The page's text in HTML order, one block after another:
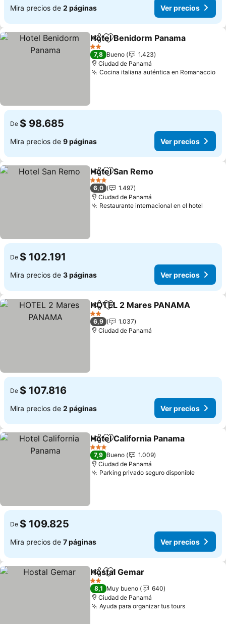
Mira precios de 2 páginas Ver precios
CompartirAgregar a favoritos
Hotel Benidorm Panama
2 Estrellas
7,8 Bueno
1.423
Ciudad de Panamá
Cocina italiana auténtica en Romanaccio
De $ 98.685
Mira precios de 9 páginas Ver precios
CompartirAgregar a favoritos
Hotel San Remo
3 Estrellas
6,0
1.497
Ciudad de Panamá
Restaurante internacional en el hotel
De $ 102.191
Mira precios de 3 páginas Ver precios
CompartirAgregar a favoritos
HOTEL 2 Mares PANAMA
2 Estrellas
6,9
1.037
Ciudad de Panamá
De $ 107.816
Mira precios de 2 páginas Ver precios
CompartirAgregar a favoritos
Hotel California Panama
3 Estrellas
7,9 Bueno
1.009
Ciudad de Panamá
Parking privado seguro disponible
De $ 109.825
Mira precios de 7 páginas Ver precios
CompartirAgregar a favoritos
Hostal Gemar
2 Estrellas
8,1 Muy bueno
640
Ciudad de Panamá
Ayuda para organizar tus tours